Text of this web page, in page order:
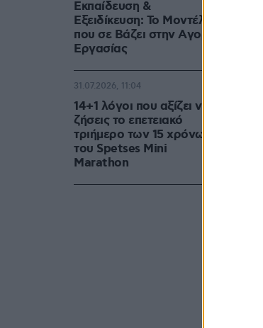
Εκπαίδευση &
Εξειδίκευση: Το Mοντέλο
που σε Bάζει στην Aγορά
Eργασίας
14+1 λόγοι που αξίζει να
ζήσεις το επετειακό
τριήμερο των 15 χρόνων
του Spetses Mini
Marathon
31.07.2026, 11:04